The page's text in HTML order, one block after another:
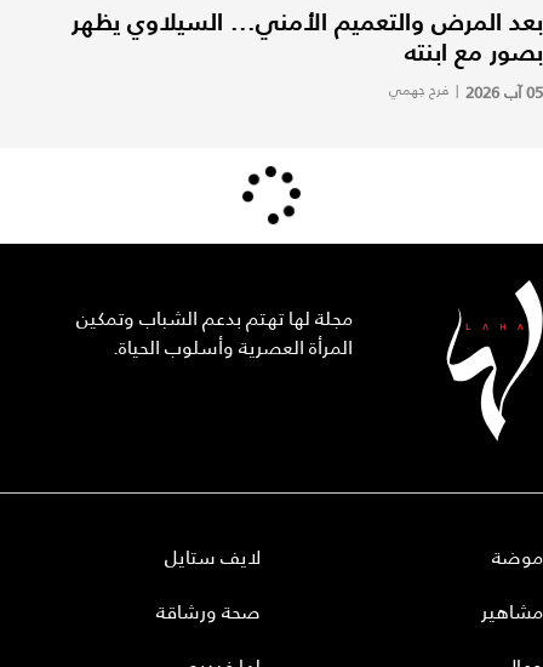
بعد المرض والتعميم الأمني... السيلاوي يظهر
بصور مع ابنته
05 آب 2026 | فرح جهمي
مجلة لها تهتم بدعم الشباب وتمكين
المرأة العصرية وأسلوب الحياة.
موضة
مشاهير
لايف ستايل
صحة ورشاقة